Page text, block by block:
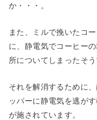
か・・・。
また、ミルで挽いたコ
に、静電気でコーヒー
所についてしまったそう
それを解消するために
ッパーに静電気を逃が
が施されています。